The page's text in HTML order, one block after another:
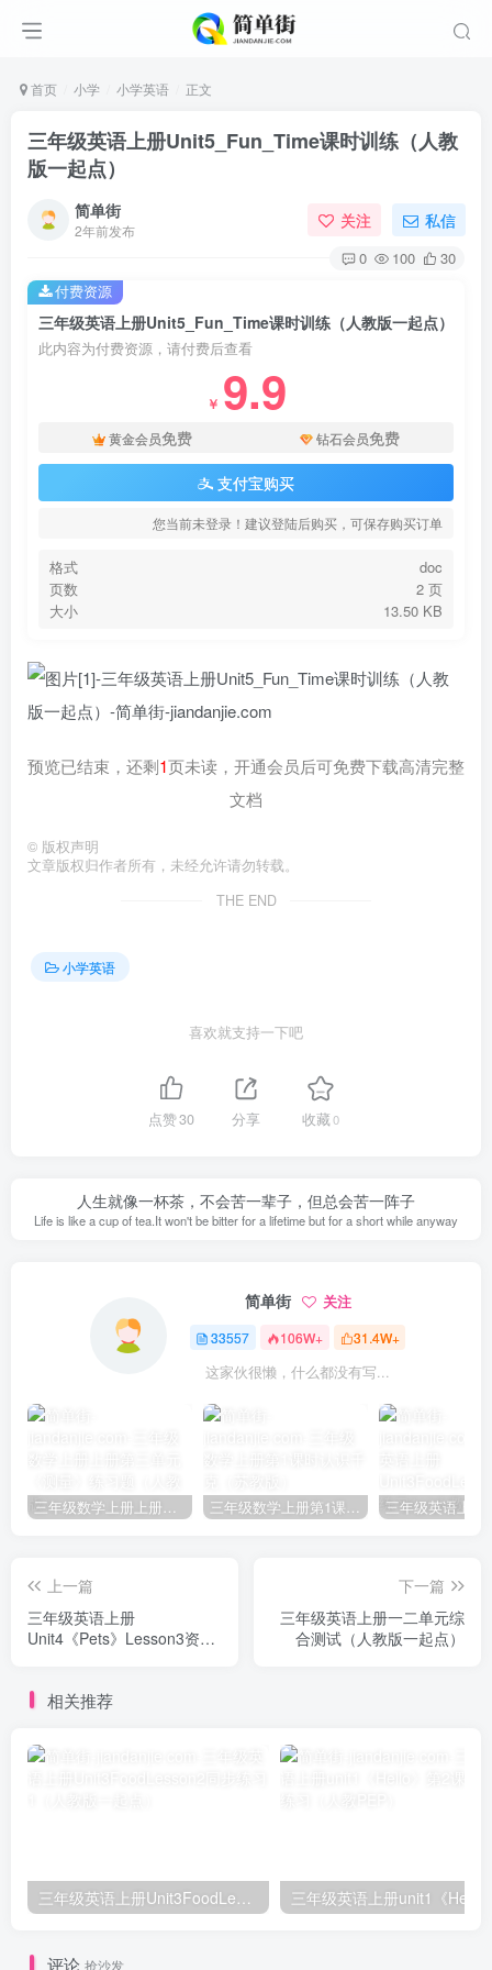
首页 小学 小学英语 正文
三年级英语上册Unit5_Fun_Time课时训练（人教
版一起点）
简单街
2年前发布 关注 私信
0 100 30
三年级英语上册Unit5_Fun_Time课时训练（人教版一起点）
此内容为付费资源，请付费后查看
￥ 9.9
黄金会员免费 钻石会员免费
支付宝购买
您当前未登录！建议登陆后购买，可保存购买订单
格式
doc
页数
2 页
大小
13.50 KB
付费资源
预览已结束，还剩1页未读，开通会员后可免费下载高清完整
文档
© 版权声明
文章版权归作者所有，未经允许请勿转载。
THE END
小学英语
喜欢就支持一下吧
点赞30 分享 收藏0
人生就像一杯茶，不会苦一辈子，但总会苦一阵子
Life is like a cup of tea.It won't be bitter for a lifetime but for a short while anyway
简单街 关注
33557 106W+ 31.4W+
这家伙很懒，什么都没有写...
上一篇
三年级英语上册
Unit4《Pets》Lesson3资料
下一篇
三年级英语上册一二单元综
合测试（人教版一起点）
相关推荐
评论 抢沙发